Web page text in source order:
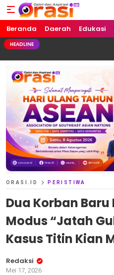
Orasi.ID
Opini dan Aspirasi!
Beranda Daerah Edukasi
HEADLINE
ORASI.ID PERISTIWA
Dua Korban
Modus “Jatah
Kasus Titin Kian
Redaksi
Mei 17, 2026